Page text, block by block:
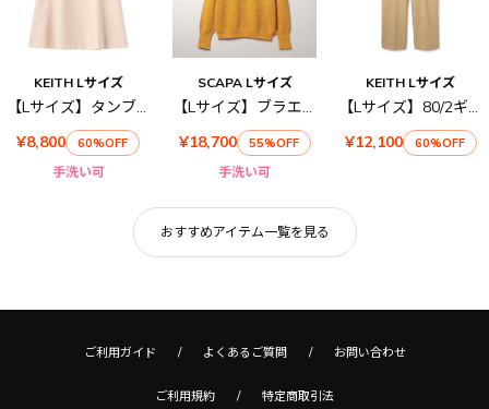
KEITH Lサイズ
【Lサイズ】タンブラーオックススカート
¥8,800
60%OFF
手洗い可
SCAPA Lサイズ
【Lサイズ】ブラエクホールニット
¥18,700
55%OFF
手洗い可
KEITH Lサイズ
【Lサイズ】80/2ギャバジンパンツ
¥12,100
60%OFF
おすすめアイテム一覧を見る
ご利用ガイド よくあるご質問 お問い合わせ
ご利用規約 特定商取引法